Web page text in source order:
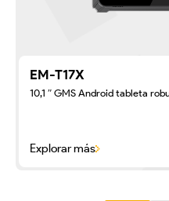
EM-T17X
10,1 ″ GMS Android tableta
Explorar más